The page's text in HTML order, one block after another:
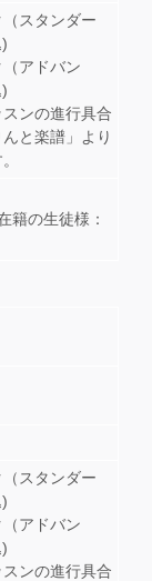
スタンダー
アドバン
ンの進行具合
と楽譜」より
籍の生徒様：
スタンダー
アドバン
ンの進行具合